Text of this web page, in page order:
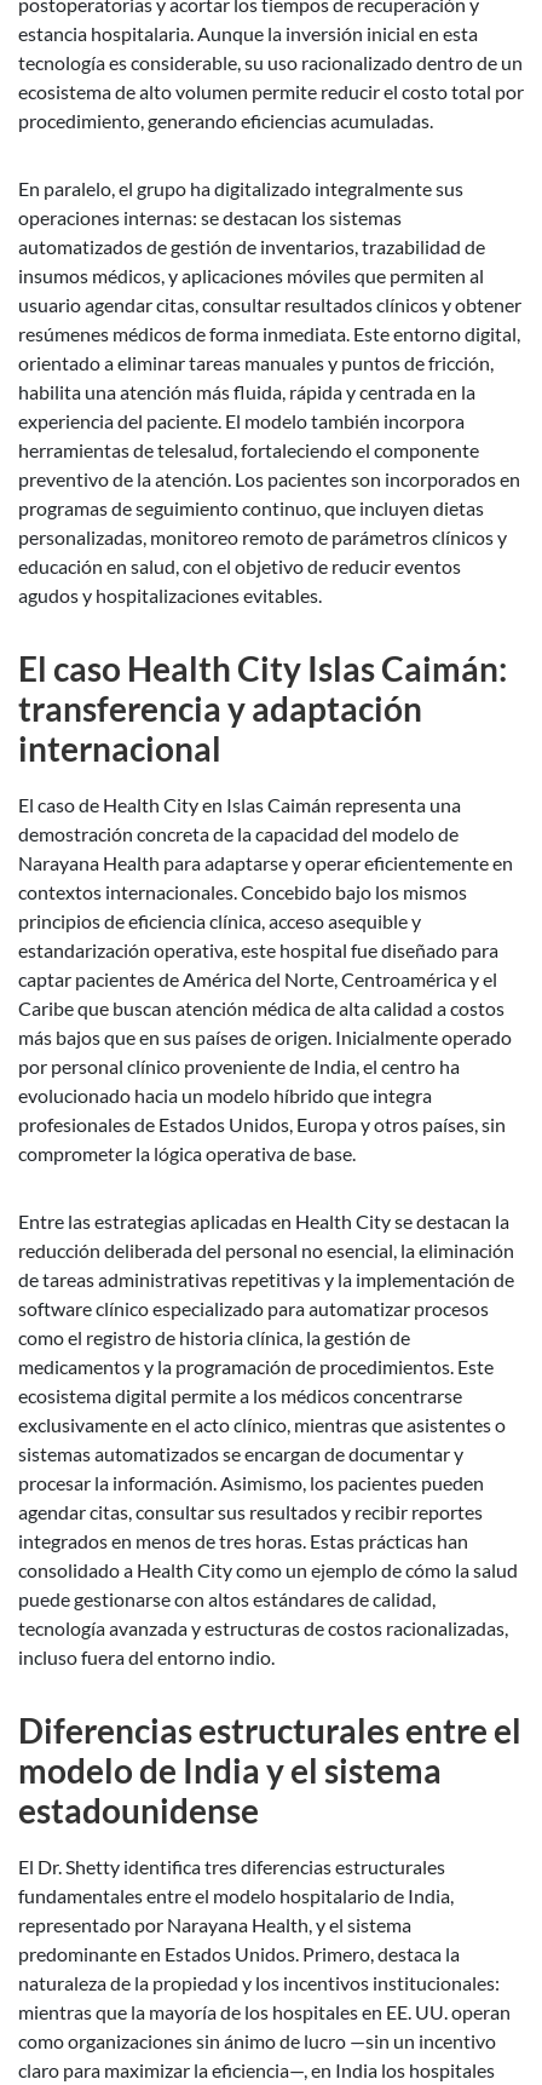
estancia hospitalaria. Aunque la inversión inicial en esta
tecnología es considerable, su uso racionalizado dentro de un
ecosistema de alto volumen permite reducir el costo total por
procedimiento, generando eficiencias acumuladas.
En paralelo, el grupo ha digitalizado integralmente sus
operaciones internas: se destacan los sistemas
automatizados de gestión de inventarios, trazabilidad de
insumos médicos, y aplicaciones móviles que permiten al
usuario agendar citas, consultar resultados clínicos y obtener
resúmenes médicos de forma inmediata. Este entorno digital,
orientado a eliminar tareas manuales y puntos de fricción,
habilita una atención más fluida, rápida y centrada en la
experiencia del paciente. El modelo también incorpora
herramientas de telesalud, fortaleciendo el componente
preventivo de la atención. Los pacientes son incorporados en
programas de seguimiento continuo, que incluyen dietas
personalizadas, monitoreo remoto de parámetros clínicos y
educación en salud, con el objetivo de reducir eventos
agudos y hospitalizaciones evitables.
El caso Health City Islas Caimán:
transferencia y adaptación
internacional
El caso de Health City en Islas Caimán representa una
demostración concreta de la capacidad del modelo de
Narayana Health para adaptarse y operar eficientemente en
contextos internacionales. Concebido bajo los mismos
principios de eficiencia clínica, acceso asequible y
estandarización operativa, este hospital fue diseñado para
captar pacientes de América del Norte, Centroamérica y el
Caribe que buscan atención médica de alta calidad a costos
más bajos que en sus países de origen. Inicialmente operado
por personal clínico proveniente de India, el centro ha
evolucionado hacia un modelo híbrido que integra
profesionales de Estados Unidos, Europa y otros países, sin
comprometer la lógica operativa de base.
Entre las estrategias aplicadas en Health City se destacan la
reducción deliberada del personal no esencial, la eliminación
de tareas administrativas repetitivas y la implementación de
software clínico especializado para automatizar procesos
como el registro de historia clínica, la gestión de
medicamentos y la programación de procedimientos. Este
ecosistema digital permite a los médicos concentrarse
exclusivamente en el acto clínico, mientras que asistentes o
sistemas automatizados se encargan de documentar y
procesar la información. Asimismo, los pacientes pueden
agendar citas, consultar sus resultados y recibir reportes
integrados en menos de tres horas. Estas prácticas han
consolidado a Health City como un ejemplo de cómo la salud
puede gestionarse con altos estándares de calidad,
tecnología avanzada y estructuras de costos racionalizadas,
incluso fuera del entorno indio.
Diferencias estructurales entre el
modelo de India y el sistema
estadounidense
El Dr. Shetty identifica tres diferencias estructurales
fundamentales entre el modelo hospitalario de India,
representado por Narayana Health, y el sistema
predominante en Estados Unidos. Primero, destaca la
naturaleza de la propiedad y los incentivos institucionales:
mientras que la mayoría de los hospitales en EE. UU. operan
como organizaciones sin ánimo de lucro —sin un incentivo
claro para maximizar la eficiencia—, en India los hospitales